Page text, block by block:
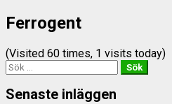
Ferrogent
(Visited 60 times, 1 visits today)
Sök
efter:
Senaste inläggen